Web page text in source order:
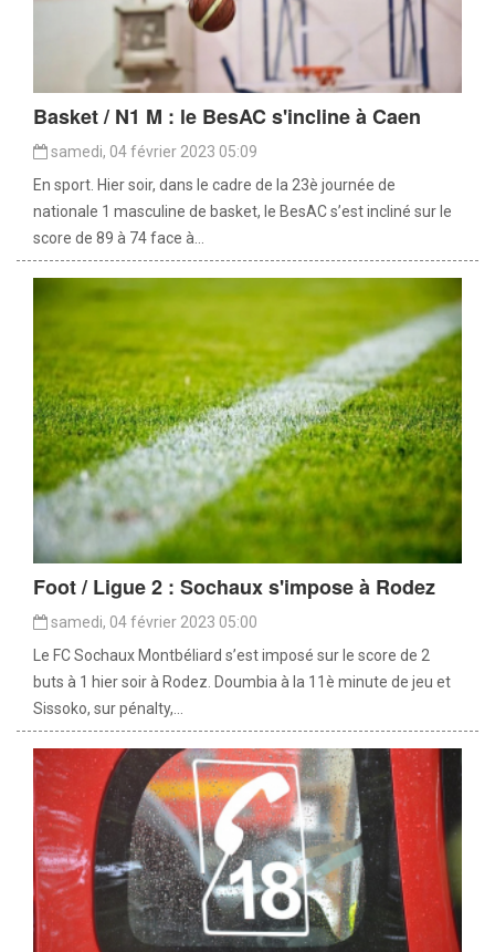
Basket / N1 M : le BesAC s'incline à Caen
samedi, 04 février 2023 05:09
En sport. Hier soir, dans le cadre de la 23è journée de
nationale 1 masculine de basket, le BesAC s’est incliné sur le
score de 89 à 74 face à...
Foot / Ligue 2 : Sochaux s'impose à Rodez
samedi, 04 février 2023 05:00
Le FC Sochaux Montbéliard s’est imposé sur le score de 2
buts à 1 hier soir à Rodez. Doumbia à la 11è minute de jeu et
Sissoko, sur pénalty,...